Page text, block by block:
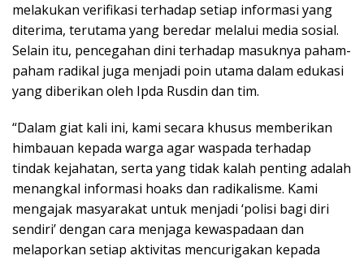
melakukan verifikasi terhadap setiap informasi yang
diterima, terutama yang beredar melalui media sosial.
Selain itu, pencegahan dini terhadap masuknya paham-
paham radikal juga menjadi poin utama dalam edukasi
yang diberikan oleh Ipda Rusdin dan tim.
“Dalam giat kali ini, kami secara khusus memberikan
himbauan kepada warga agar waspada terhadap
tindak kejahatan, serta yang tidak kalah penting adalah
menangkal informasi hoaks dan radikalisme. Kami
mengajak masyarakat untuk menjadi ‘polisi bagi diri
sendiri’ dengan cara menjaga kewaspadaan dan
melaporkan setiap aktivitas mencurigakan kepada